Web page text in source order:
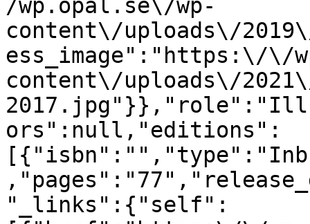
/wp.opal.se\/wp-
content\/uploads\/
ess_image":"https:\/\/
content\/uploads\/
ors":null,"editions":
"_links":{"self":